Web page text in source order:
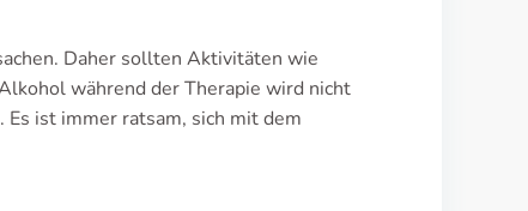
Daher sollten Aktivitäten wie
während der Therapie wird nicht
ist immer ratsam, sich mit dem